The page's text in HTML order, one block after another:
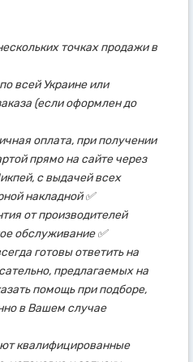
точках продажи в
всей Украине или
(если оформлен до
оплата, при получении
прямо на сайте через
с выдачей всех
накладной ✅
от производителей
обслуживание ✅
готовы ответить на
предлагаемых на
помощь при подборе,
в Вашем случае
квалифицированные